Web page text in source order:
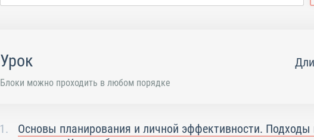
Урок
Блоки можно проходить в любом порядке
Основы планирования и личной эффективности. Подходы